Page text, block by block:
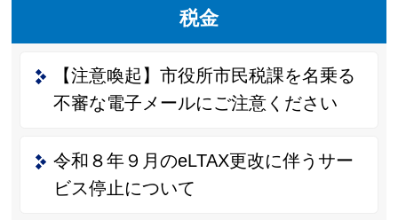
税金
【注意喚起】市役所市民税課を名乗る
不審な電子メールにご注意ください
令和８年９月のeLTAX更改に伴うサー
ビス停止について